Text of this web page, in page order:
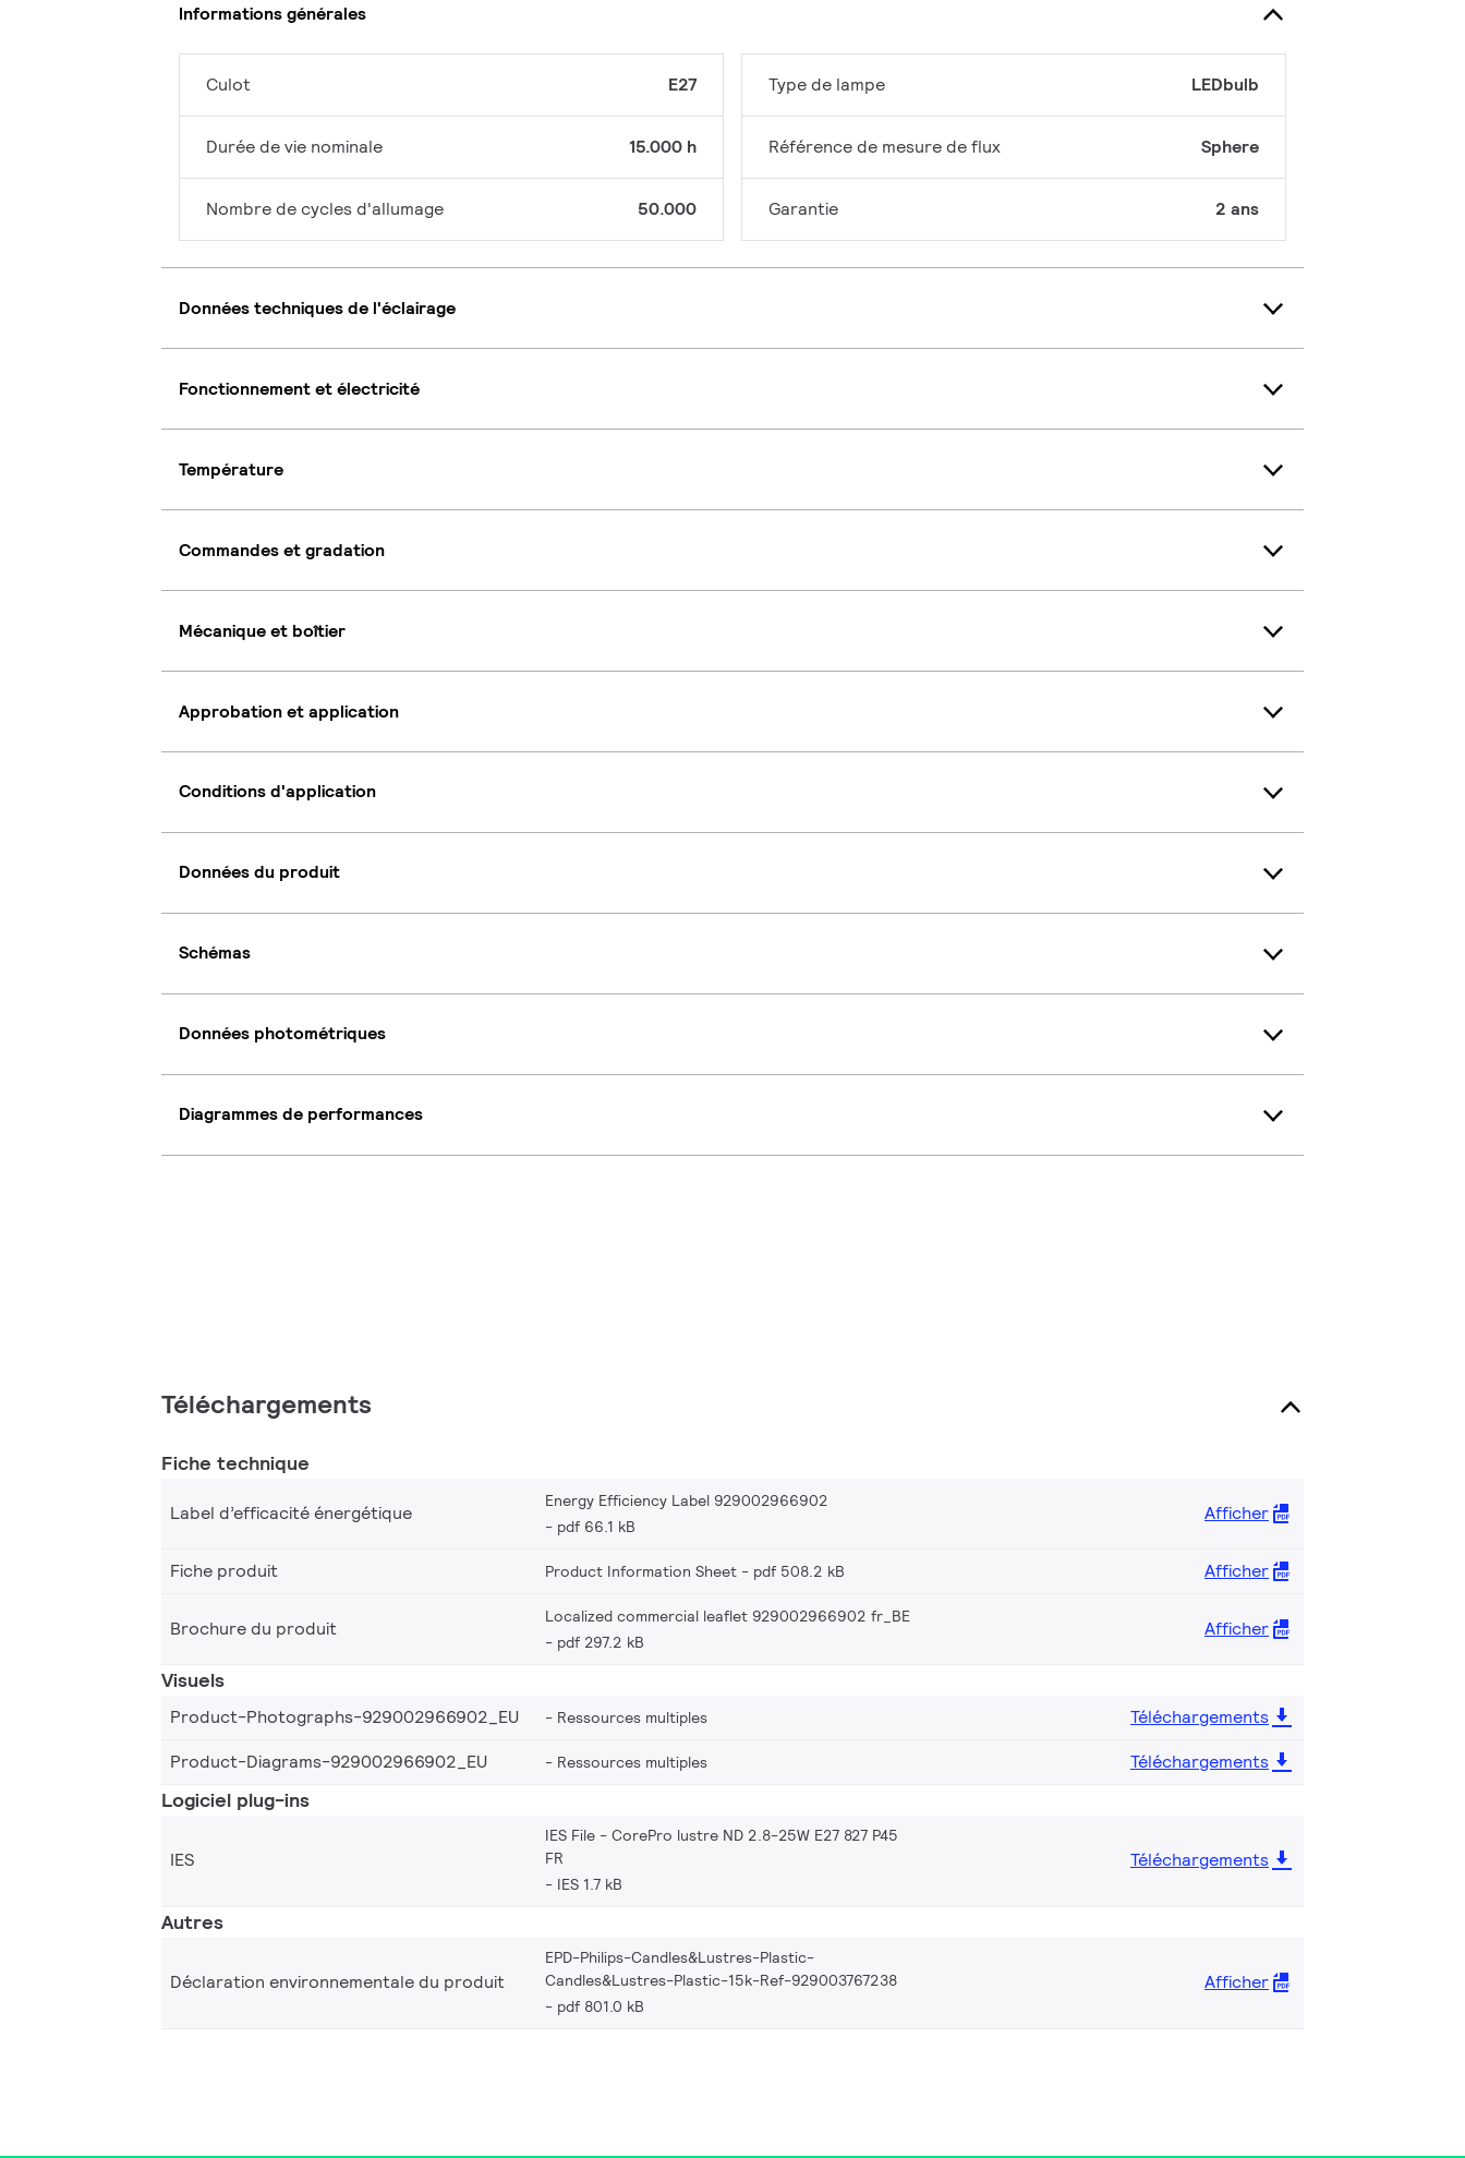
Informations générales
Culot E27
Durée de vie nominale 15.000 h
Nombre de cycles d'allumage 50.000
Type de lampe LEDbulb
Référence de mesure de flux Sphere
Garantie 2 ans
Données techniques de l'éclairage
Fonctionnement et électricité
Température
Commandes et gradation
Mécanique et boîtier
Approbation et application
Conditions d'application
Données du produit
Schémas
Données photométriques
Diagrammes de performances
Téléchargements
Fiche technique
Label d’efficacité énergétique
Energy Efficiency Label 929002966902
pdf 66.1 kB
Afficher
Fiche produit Product Information Sheet pdf 508.2 kB Afficher
Brochure du produit
Localized commercial leaflet 929002966902 fr_BE
pdf 297.2 kB
Afficher
Visuels
Product-Photographs-929002966902_EU Ressources multiples
Téléchargements
Product-Diagrams-929002966902_EU
Ressources multiples Téléchargements
Logiciel plug-ins
IES
IES File - CorePro lustre ND 2.8-25W E27 827 P45
FR
IES 1.7 kB
Téléchargements
Autres
Déclaration environnementale du produit
EPD-Philips-Candles&Lustres-Plastic-
Candles&Lustres-Plastic-15k-Ref-929003767238
pdf 801.0 kB
Afficher